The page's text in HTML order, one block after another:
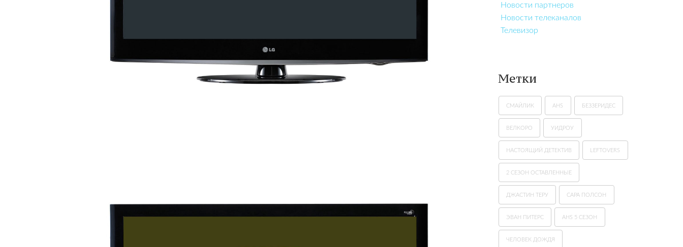
Новости партнеров
Новости телеканалов
Телевизор
Метки
СМАЙЛИК AHS БЕЗЗЕРИДЕС
ВЕЛКОРО УИДРОУ
НАСТОЯЩИЙ ДЕТЕКТИВ LEFTOVERS
2 СЕЗОН ОСТАВЛЕННЫЕ
ДЖАСТИН ТЕРУ САРА ПОЛСОН
ЭВАН ПИТЕРС AHS 5 СЕЗОН
ЧЕЛОВЕК ДОЖДЯ